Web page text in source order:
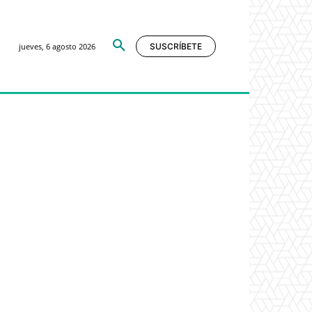
jueves, 6 agosto 2026 SUSCRÍBETE